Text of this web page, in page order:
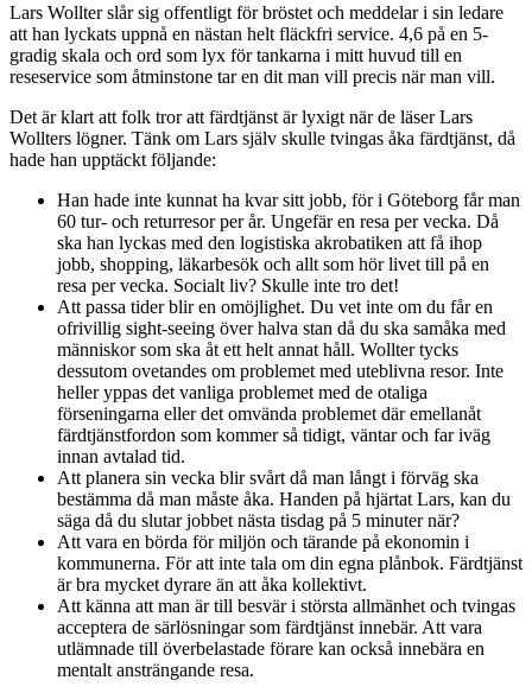
Lars Wollter slår sig offentligt för bröstet och meddelar i sin ledare
att han lyckats uppnå en nästan helt fläckfri service. 4,6 på en 5-
gradig skala och ord som lyx för tankarna i mitt huvud till en
reseservice som åtminstone tar en dit man vill precis när man vill.
Det är klart att folk tror att färdtjänst är lyxigt när de läser Lars
Wollters lögner. Tänk om Lars själv skulle tvingas åka färdtjänst, då
hade han upptäckt följande:
Han hade inte kunnat ha kvar sitt jobb, för i Göteborg får man
60 tur- och returresor per år. Ungefär en resa per vecka. Då
ska han lyckas med den logistiska akrobatiken att få ihop
jobb, shopping, läkarbesök och allt som hör livet till på en
resa per vecka. Socialt liv? Skulle inte tro det!
Att passa tider blir en omöjlighet. Du vet inte om du får en
ofrivillig sight-seeing över halva stan då du ska samåka med
människor som ska åt ett helt annat håll. Wollter tycks
dessutom ovetandes om problemet med uteblivna resor. Inte
heller yppas det vanliga problemet med de otaliga
förseningarna eller det omvända problemet där emellanåt
färdtjänstfordon som kommer så tidigt, väntar och far iväg
innan avtalad tid.
Att planera sin vecka blir svårt då man långt i förväg ska
bestämma då man måste åka. Handen på hjärtat Lars, kan du
säga då du slutar jobbet nästa tisdag på 5 minuter när?
Att vara en börda för miljön och tärande på ekonomin i
kommunerna. För att inte tala om din egna plånbok. Färdtjänst
är bra mycket dyrare än att åka kollektivt.
Att känna att man är till besvär i största allmänhet och tvingas
acceptera de särlösningar som färdtjänst innebär. Att vara
utlämnade till överbelastade förare kan också innebära en
mentalt ansträngande resa.